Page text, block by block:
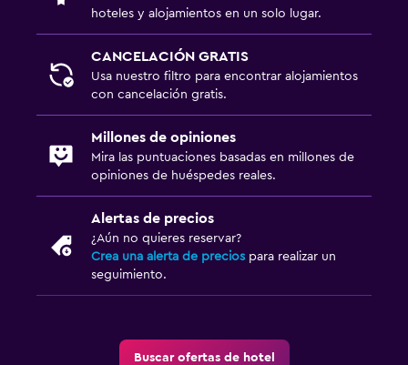
hoteles y alojamientos en un solo lugar.
CANCELACIÓN GRATIS
Usa nuestro filtro para encontrar alojamientos
con cancelación gratis.
Millones de opiniones
Mira las puntuaciones basadas en millones de
opiniones de huéspedes reales.
Alertas de precios
¿Aún no quieres reservar?
Crea una alerta de precios para realizar un
seguimiento.
Buscar ofertas de hotel